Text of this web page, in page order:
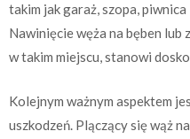
takim jak garaż, szopa,
Nawinięcie węża na bęben
w takim miejscu, stanowi
Kolejnym ważnym aspektem
uszkodzeń. Plączący się wąż